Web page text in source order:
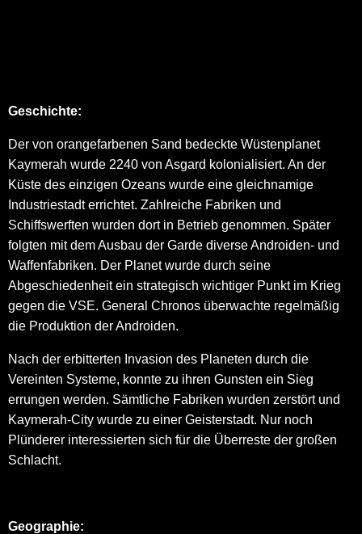
Geschichte:
Der von orangefarbenen Sand bedeckte Wüstenplanet
Kaymerah wurde 2240 von Asgard kolonialisiert. An der
Küste des einzigen Ozeans wurde eine gleichnamige
Industriestadt errichtet. Zahlreiche Fabriken und
Schiffswerften wurden dort in Betrieb genommen. Später
folgten mit dem Ausbau der Garde diverse Androiden- und
Waffenfabriken. Der Planet wurde durch seine
Abgeschiedenheit ein strategisch wichtiger Punkt im Krieg
gegen die VSE. General Chronos überwachte regelmäßig
die Produktion der Androiden.
Nach der erbitterten Invasion des Planeten durch die
Vereinten Systeme, konnte zu ihren Gunsten ein Sieg
errungen werden. Sämtliche Fabriken wurden zerstört und
Kaymerah-City wurde zu einer Geisterstadt. Nur noch
Plünderer interessierten sich für die Überreste der großen
Schlacht.
Geographie: